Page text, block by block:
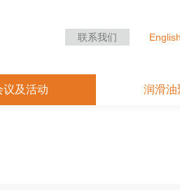
联系我们 English
议及活动 润滑油